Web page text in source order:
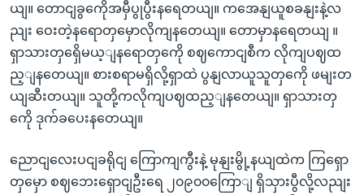
ယျ။ တောငျခွကေိုအမှီပွုပွီးနရေတယျ။ ကအေနျယူစခနျးနဲ့လ
ညျး ဝေးတဲ့နရောတှမှောလိုကျနတေယျ။ တောမှာနရေတယျ ။
ရှာသားတှရှေိမယ့ျနရောတှကေို စဈကောငျစီက လိုကျပဈထ
ည့ျနတေယျ။ စားစရာမရှိလို့ရှာထဲ ပွနျလာယူသူတှကေို ဖမျးတ
ယျဆီးတယျ။ သူတို့ကလိုကျပဈထည့ျနတေယျ။ ရှာသားတှ
ကေို ဒုက်ခပေးနတေယျ။
ညောငျလေးပငျခရိုငျ ကြောကျကွီးနဲ့ မုနျးမွို့နယျထဲက ကြရှော
တှမှော စဈဘေးရှောငျဦးရေ ၂၀၉၀၀ကြောျ ရှိသှားပွီလို့လညျး